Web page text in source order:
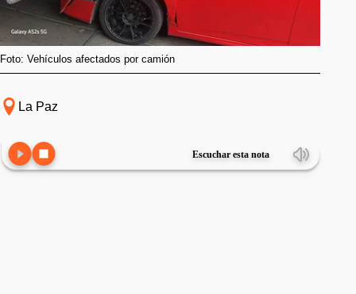
Foto: Vehículos afectados por camión
La Paz
Escuchar esta nota